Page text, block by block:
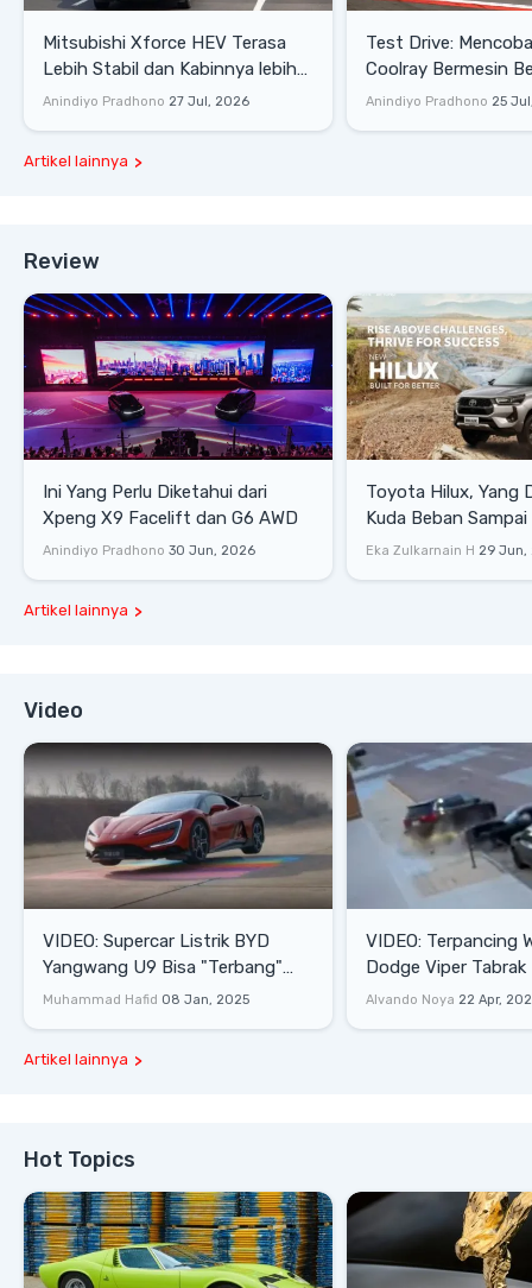
Mitsubishi Xforce HEV Terasa
Lebih Stabil dan Kabinnya lebih
Senyap
Anindiyo Pradhono 27 Jul, 2026
Test Drive: Mencoba Geely
Coolray Bermesin
di Sirkuit Mandalika
Anindiyo Pradhono 25
Artikel lainnya
Review
Ini Yang Perlu Diketahui dari
Xpeng X9 Facelift dan G6 AWD
Anindiyo Pradhono 30 Jun, 2026
Toyota Hilux, Yang
Kuda Beban
Lifestyle
Eka Zulkarnain H 29 Jun,
Artikel lainnya
Video
VIDEO: Supercar Listrik BYD
Yangwang U9 Bisa "Terbang"
Lewati Rintangan
Muhammad Hafid 08 Jan, 2025
VIDEO: Terpancing
Dodge Viper Tabrak
Saat Burnout
Alvando Noya 22 Apr,
Artikel lainnya
Hot Topics